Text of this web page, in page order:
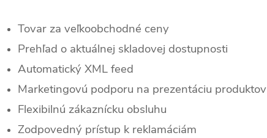
Tovar za veľkoobchodné ceny
Prehľad o aktuálnej skladovej dostupnosti
Automatický XML feed
Marketingovú podporu na prezentáciu produktov
Flexibilnú zákaznícku obsluhu
Zodpovedný prístup k reklamáciám